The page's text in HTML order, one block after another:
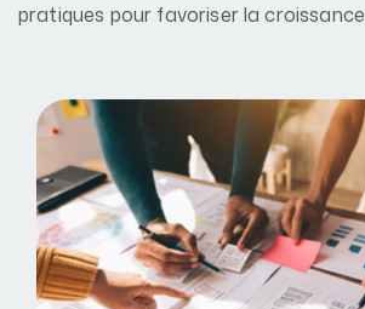
pratiques pour favoriser la croissance